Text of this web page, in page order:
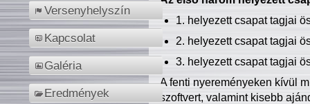
Versenyhelyszín
Kapcsolat
Galéria
Eredmények
1. helyezett csapat tagjai
2. helyezett csapat tagjai
3. helyezett csapat tagjai
A fenti nyereményeken kívül
szoftvert, valamint kisebb